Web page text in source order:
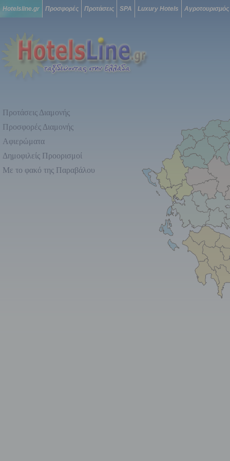
Hotelsline.gr Προσφορές Προτάσεις SPA Luxury Hotels Αγροτουρισμός
Προτάσεις Διαμονής
Προσφορές Διαμονής
Αφιερώματα
Δημοφιλείς Προορισμοί
Με το φακό της Παραβάλου